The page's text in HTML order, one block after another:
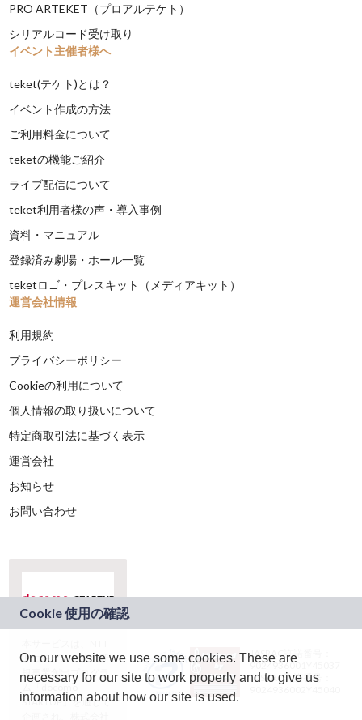
PRO ARTEKET（プロアルテケト）
シリアルコード受け取り
イベント主催者様へ
teket(テケト)とは？
イベント作成の方法
ご利用料金について
teketの機能ご紹介
ライブ配信について
teket利用者様の声・導入事例
資料・マニュアル
登録済み劇場・ホール一覧
teketロゴ・プレスキット（メディアキット）
運営会社情報
利用規約
プライバシーポリシー
Cookieの利用について
個人情報の取り扱いについて
特定商取引法に基づく表示
運営会社
お知らせ
お問い合わせ
ドコモグループの新
規事業創出プログラ
ム「docomo
STARTUP」を通じて
JASRAC許諾番号：
9024936001Y45037
JASRAC許諾番号：
On our website we use some cookies. These are
necessary for our site to work properly and to give us
information about how our site is used.